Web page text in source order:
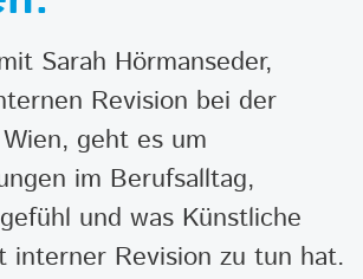
Sarah Hörmanseder,
Revision bei der
geht es um
im Berufsalltag,
und was Künstliche
interner Revision zu tun hat.